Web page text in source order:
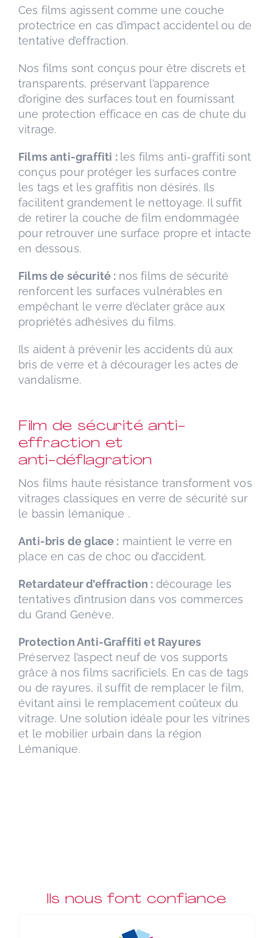
Ces films agissent comme une couche
protectrice en cas d’impact accidentel ou de
tentative d’effraction.
Nos films sont conçus pour être discrets et
transparents, préservant l’apparence
d’origine des surfaces tout en fournissant
une protection efficace en cas de chute du
vitrage.
Films anti-graffiti : les films anti-graffiti sont
conçus pour protéger les surfaces contre
les tags et les graffitis non désirés. Ils
facilitent grandement le nettoyage. Il suffit
de retirer la couche de film endommagée
pour retrouver une surface propre et intacte
en dessous.
Films de sécurité : nos films de sécurité
renforcent les surfaces vulnérables en
empêchant le verre d’éclater grâce aux
propriétés adhésives du films.
Ils aident à prévenir les accidents dû aux
bris de verre et à décourager les actes de
vandalisme.
Film de sécurité anti-
effraction et
anti-déflagration
Nos films haute résistance transforment vos
vitrages classiques en verre de sécurité sur
le bassin lémanique .
Anti-bris de glace : maintient le verre en
place en cas de choc ou d’accident.
Retardateur d’effraction : décourage les
tentatives d’intrusion dans vos commerces
du Grand Genève.
Protection Anti-Graffiti et Rayures
Préservez l’aspect neuf de vos supports
grâce à nos films sacrificiels. En cas de tags
ou de rayures, il suffit de remplacer le film,
évitant ainsi le remplacement coûteux du
vitrage. Une solution idéale pour les vitrines
et le mobilier urbain dans la région
Lémanique.
Ils nous font confiance